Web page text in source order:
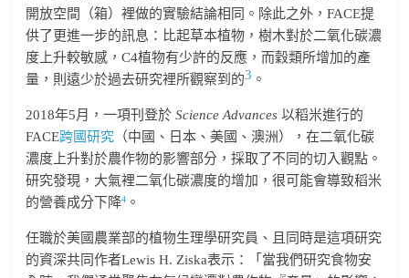
開放空間（箱）裡做的實驗結論相同。除此之外，FACE提
供了更進一步的訊息：比起草本植物，樹木對於二氧化碳濃
度上升較敏感，C4植物有少許的反應，而穀類所增加的產
量，則遠少於過去研究裡所觀察到的3 。
2018年5月，一項刊登於Science Advances以稻米進行的
FACE跨國研究 （中國、日本、美國、澳洲），在二氧化碳
濃度上升對於農作物的影響部分，採取了不同的切入觀點。
研究發現，大氣裡二氧化碳濃度的增加，很可能會導致稻米
的營養成分下降4 。
任職於美國農業部的植物生理學研究員、且同時是這項研究
的資深共同作者Lewis H. Ziska表示：「當我們研究食物安